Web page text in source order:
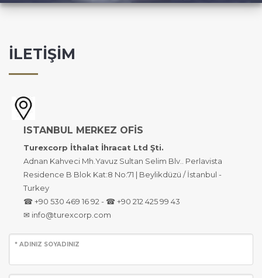
İLETİŞİM
ISTANBUL MERKEZ OFİS
Turexcorp İthalat İhracat Ltd Şti.
Adnan Kahveci Mh.Yavuz Sultan Selim Blv.. Perlavista
Residence B Blok Kat:8 No:71 | Beylikdüzü / İstanbul -
Turkey
☎ +90 530 469 16 92 - ☎ +90 212 425 99 43
✉ info@turexcorp.com
* ADINIZ SOYADINIZ